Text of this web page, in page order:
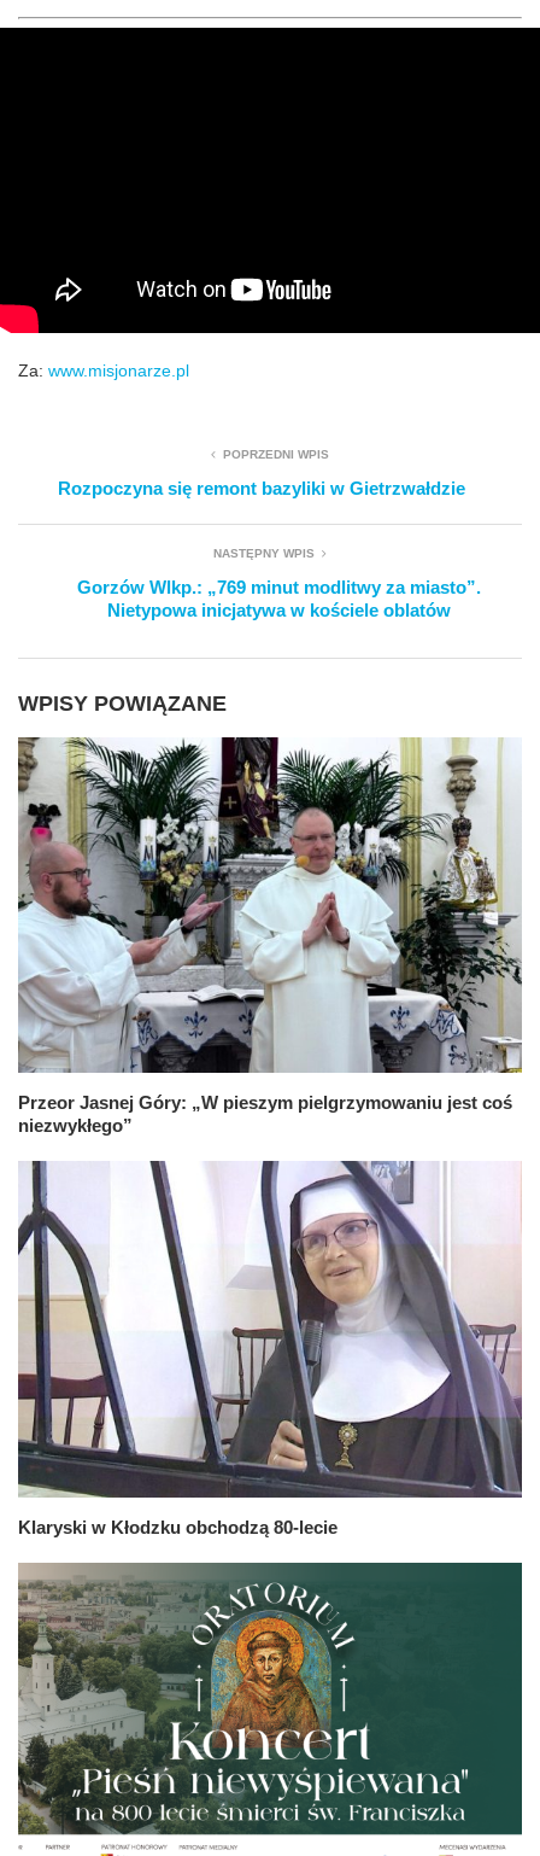
Za: www.misjonarze.pl
POPRZEDNI WPIS
Rozpoczyna się remont bazyliki w Gietrzwałdzie
NASTĘPNY WPIS
Gorzów Wlkp.: „769 minut modlitwy za miasto”.
Nietypowa inicjatywa w kościele oblatów
WPISY POWIĄZANE
Przeor Jasnej Góry: „W pieszym pielgrzymowaniu jest coś
niezwykłego”
Klaryski w Kłodzku obchodzą 80-lecie